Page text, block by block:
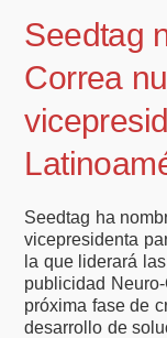
Seedtag
Correa
Seedtag ha
vicepresidenta
la que liderará
publicidad
próxima fase de
desarrollo de